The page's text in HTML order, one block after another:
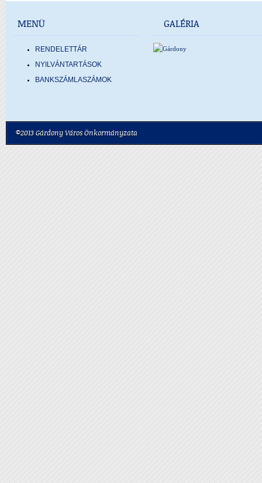
MENÜ
RENDELETTÁR
NYILVÁNTARTÁSOK
BANKSZÁMLASZÁMOK
GALÉRIA
©2013 Gárdony Város Önkormányzata